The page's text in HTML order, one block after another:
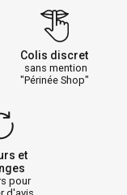
Colis discret
sans mention
"Périnée Shop"
et
pour